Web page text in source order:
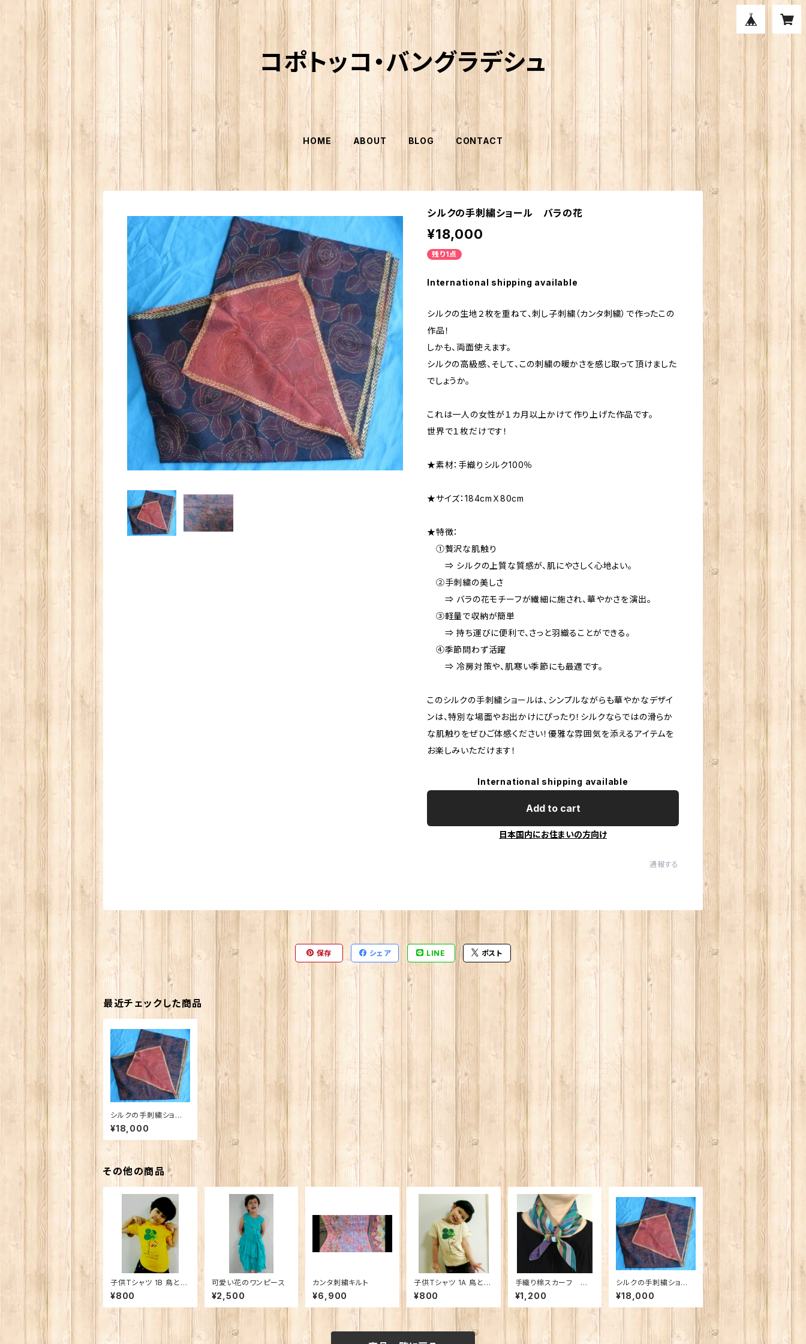
コポトッコ・バングラデシュ
HOME ABOUT BLOG CONTACT
シルクの手刺繍ショール バラの花
¥18,000
残り1点
International shipping available
シルクの生地２枚を重ねて、刺し子刺繍（カンタ刺繍）で作ったこの
作品！
しかも、両面使えます。
シルクの高級感、そして、この刺繍の暖かさを感じ取って頂けました
でしょうか。
これは一人の女性が１カ月以上かけて作り上げた作品です。
世界で１枚だけです！
★素材：手織りシルク100％
★サイズ：184cmＸ80cm
★特徴：
①贅沢な肌触り
⇒ シルクの上質な質感が、肌にやさしく心地よい。
②手刺繍の美しさ
⇒ バラの花モチーフが繊細に施され、華やかさを演出。
③軽量で収納が簡単
⇒ 持ち運びに便利で、さっと羽織ることができる。
④季節問わず活躍
⇒ 冷房対策や、肌寒い季節にも最適です。
このシルクの手刺繍ショールは、シンプルながらも華やかなデザイ
ンは、特別な場面やお出かけにぴったり！シルクならではの滑らか
な肌触りをぜひご体感ください！優雅な雰囲気を添えるアイテムを
お楽しみいただけます！
International shipping available
Add to cart
日本国内にお住まいの方向け
通報する
保存 シェア LINE ポスト
最近チェックした商品
シルクの手刺繍ショー
ル バラの花
¥18,000
その他の商品
子供Tシャツ 1B 鳥と木
（男女兼用）
¥800
可愛い花のワンピース
¥2,500
カンタ刺繍キルト
¥6,900
子供Tシャツ 1A 鳥と木
（男女兼用）
¥800
手織り棉スカーフ 縞
模様
¥1,200
シルクの手刺繍ショー
ル バラの花
¥18,000